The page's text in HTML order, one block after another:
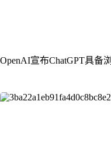
OpenAI宣布ChatGPT具备